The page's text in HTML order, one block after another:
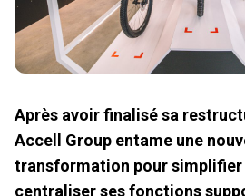
Après avoir finalisé sa
Accell Group entame une
transformation pour
centraliser ses fonctions